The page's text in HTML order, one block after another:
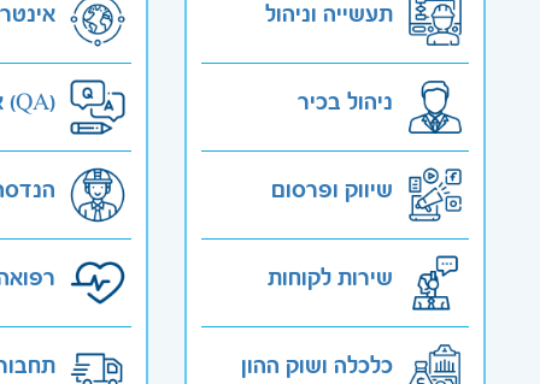
תעשייה וניהול
ניהול בכיר
שיווק ופרסום
שירות לקוחות
כלכלה ושוק ההון
אבטחת איכות (QA)